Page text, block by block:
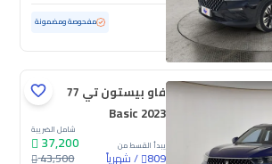
ممشى قليل مفحوصة ومضمونة
فاو بيستون تي 77
Basic 2023
يبدأ القسط من
809
/شهرياً
شامل الضريبة
37,200
43,500